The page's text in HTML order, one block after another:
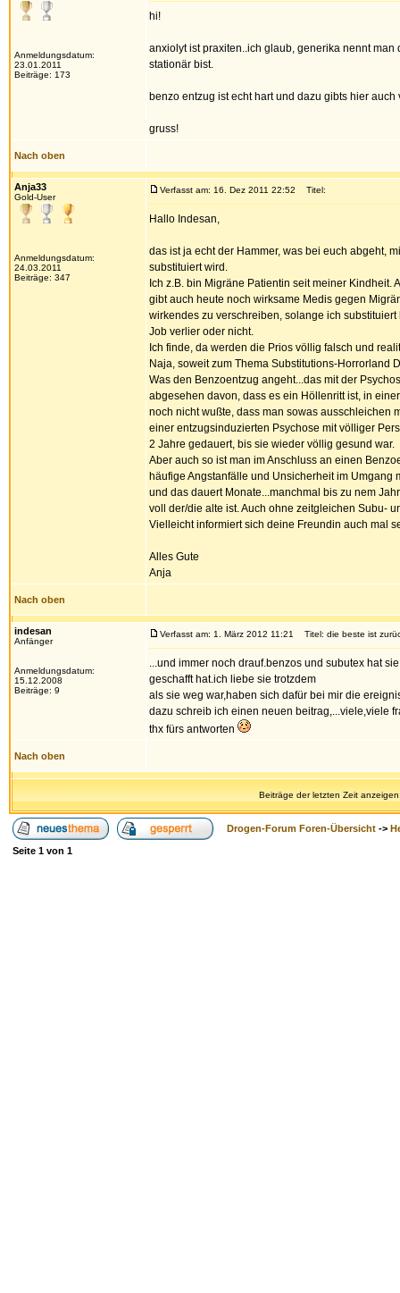
Anmeldungsdatum:
23.01.2011
Beiträge: 173
hi!
anxiolyt ist praxiten..ich glaub, generika nennt
stationär bist.
benzo entzug ist echt hart und dazu gibts hier
gruss!
Nach oben
Anja33
Gold-User
Anmeldungsdatum:
24.03.2011
Beiträge: 347
Verfasst am: 16. Dez 2011 22:52 Titel:
Hallo Indesan,
das ist ja echt der Hammer, was bei euch abgeht,
substituiert wird.
Ich z.B. bin Migräne Patientin seit meiner
gibt auch heute noch wirksame Medis gegen
wirkendes zu verschreiben, solange ich
Job verlier oder nicht.
Ich finde, da werden die Prios völlig falsch und
Naja, soweit zum Thema Substitutions-Horrorland
Was den Benzoentzug angeht...das mit der
abgesehen davon, dass es ein Höllenritt ist, in
noch nicht wußte, dass man sowas ausschleichen
einer entzugsinduzierten Psychose mit völliger
2 Jahre gedauert, bis sie wieder völlig gesund war.
Aber auch so ist man im Anschluss an einen
häufige Angstanfälle und Unsicherheit im Umgang
und das dauert Monate...manchmal bis zu nem
voll der/die alte ist. Auch ohne zeitgleichen Subu-
Vielleicht informiert sich deine Freundin auch mal
Alles Gute
Anja
Nach oben
indesan
Anfänger
Anmeldungsdatum:
15.12.2008
Beiträge: 9
Verfasst am: 1. März 2012 11:21 Titel: die beste ist
...und immer noch drauf.benzos und subutex hat
geschafft hat.ich liebe sie trotzdem
als sie weg war,haben sich dafür bei mir die
dazu schreib ich einen neuen beitrag,...viele,viele
thx fürs antworten
Nach oben
Beiträge der letzten Zeit
Drogen-Forum Foren-Übersicht ->
Seite 1 von 1